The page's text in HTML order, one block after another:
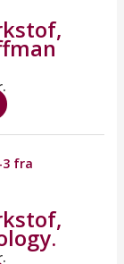
varianter.
Mulighederne
på
vare
varianter.
Mulighederne
kan